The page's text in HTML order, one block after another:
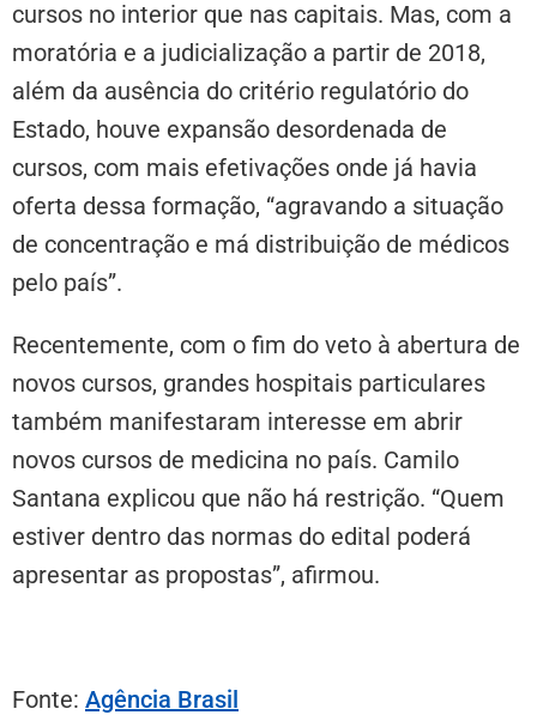
cursos no interior que nas capitais. Mas, com a
moratória e a judicialização a partir de 2018,
além da ausência do critério regulatório do
Estado, houve expansão desordenada de
cursos, com mais efetivações onde já havia
oferta dessa formação, “agravando a situação
de concentração e má distribuição de médicos
pelo país”.
Recentemente, com o fim do veto à abertura de
novos cursos, grandes hospitais particulares
também manifestaram interesse em abrir
novos cursos de medicina no país. Camilo
Santana explicou que não há restrição. “Quem
estiver dentro das normas do edital poderá
apresentar as propostas”, afirmou.
Fonte: Agência Brasil